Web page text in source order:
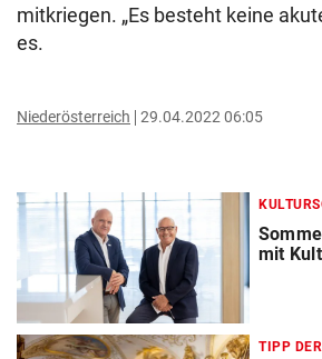
mitkriegen. „Es besteht keine
es.
Niederösterreich 29.04.2022 06:05
mit
TIPP